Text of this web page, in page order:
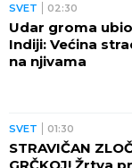
SVET 02:30
Udar groma
Indiji: Većina
na njivama
SVET 01:30
STRAVIČAN